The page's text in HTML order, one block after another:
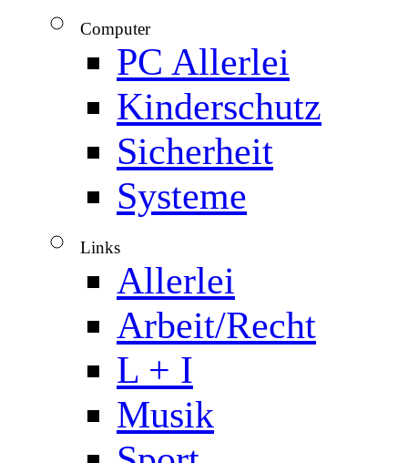
Computer▼
PC Allerlei
Kinderschutz
Sicherheit
Systeme
Links
Allerlei
Arbeit/Recht
L + I
Musik